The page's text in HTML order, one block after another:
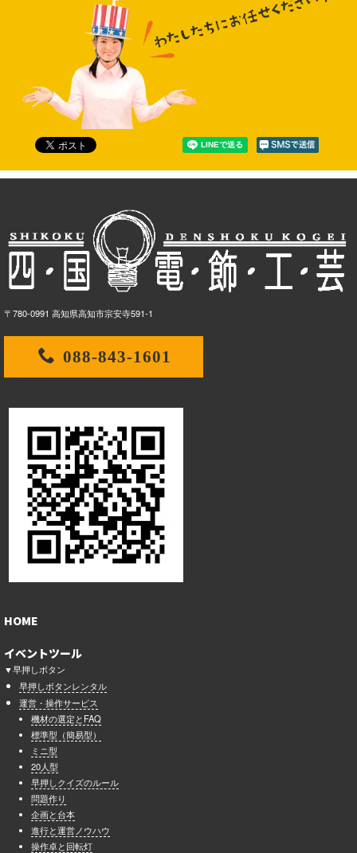
〒780-0991 高知県高知市宗安寺591-1
088-843-1601
HOME
イベントツール
▼早押しボタン
早押しボタンレンタル
運営・操作サービス
機材の選定とFAQ
標準型（簡易型）
ミニ型
20人型
早押しクイズのルール
問題作り
企画と台本
進行と運営ノウハウ
操作卓と回転灯